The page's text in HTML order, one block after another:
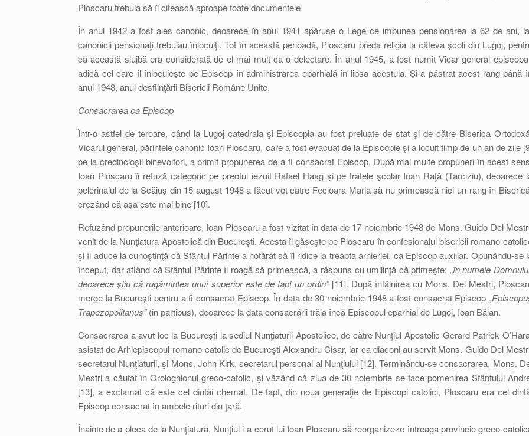
Ploscaru trebuia să îi citească aproape toate documentele.
În anul 1942 a fost ales canonic, deoarece în anul 1941 apăruse o Lege ce impunea pensionarea la 62 de ani,
canonicii pensionaţi trebuiau înlocuiţi. Tot în această perioadă, Ploscaru preda religia la câteva şcoli din Lugoj,
că această slujbă era considerată de el mai mult ca o delectare. În anul 1945, a fost numit Vicar general
adică cel care îl înlocuieşte pe Episcop în administrarea eparhială în lipsa acestuia. Şi-a păstrat acest rang până
anul 1948, anul desfiinţării Bisericii Române Unite.
Consacrarea ca Episcop
Într-o astfel de teroare, când la Lugoj catedrala şi Episcopia au fost preluate de stat şi de către Biserica
Vicarul general, părintele canonic Ioan Ploscaru, care a fost evacuat de la Episcopie şi a locuit timp de un an de zile
pe la credincioşii binevoitori, a primit propunerea de a fi consacrat Episcop. După mai multe propuneri în acest
Ioan Ploscaru îi refuză categoric pe preotul iezuit Rafael Haag şi pe fratele şcolar Ioan Raţă (Tarciziu), deoarece
pelerinajul de la Scăiuş din 15 august 1948 a făcut vot către Fecioara Maria să nu primească nici un rang în
crezând că aşa este mai bine [10].
Refuzând propunerile anterioare, Ioan Ploscaru a fost vizitat în data de 17 noiembrie 1948 de Mons. Guido Del
venit de la Nunţiatura Apostolică din Bucureşti. Acesta îl găseşte pe Ploscaru în confesionalul bisericii romano-
şi îi aduce la cunoştinţă că Sfântul Părinte a hotărât să îl ridice la treapta arhieriei, ca Episcop auxiliar. Opunându-se
început, dar aflând că Sfântul Părinte îl roagă să primească, a răspuns cu umilinţă că primeşte: „în numele
deoarece ştiu că rugămintea unui superior este de fapt un ordin”[11]. După întâlnirea cu Mons. Del Mestri,
merge la Bucureşti pentru a fi consacrat Episcop. În data de 30 noiembrie 1948 a fost consacrat Episcop
Trapezopolitanus”(in partibus), deoarece la data consacrării trăia încă Episcopul eparhial de Lugoj, Ioan Bălan.
Consacrarea a avut loc la Bucureşti la sediul Nunţiaturii Apostolice, de către Nunţiul Apostolic Gerard Patrick
asistat de Arhiepiscopul romano-catolic de Bucureşti Alexandru Cisar, iar ca diaconi au servit Mons. Guido Del
secretarul Nunţiaturii, şi Mons. John Kirk, secretarul personal al Nunţiului [12]. Terminându-se consacrarea, Mons.
Mestri a căutat în Orologhionul greco-catolic, şi văzând că ziua de 30 noiembrie se face pomenirea Sfântului
[13], a exclamat că este cel dintâi chemat. De fapt, din noua generaţie de Episcopi catolici, Ploscaru era cel
Episcop consacrat în ambele rituri din ţară.
Înainte de a pleca de la Nunţiatură, Nunţiul i-a cerut lui Ioan Ploscaru să reorganizeze întreaga provincie greco-